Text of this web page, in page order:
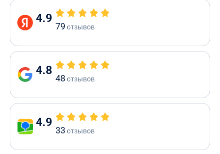
4.9
79 отзывов
4.8
48 отзывов
4.9
33 отзывов